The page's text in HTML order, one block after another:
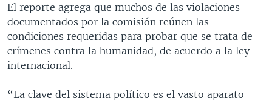
El reporte agrega que muchos de las violaciones
documentados por la comisión reúnen las
condiciones requeridas para probar que se trata de
crímenes contra la humanidad, de acuerdo a la ley
internacional.
“La clave del sistema político es el vasto aparato